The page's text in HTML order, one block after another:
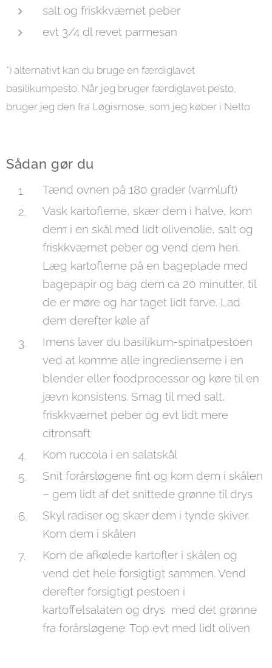
salt og friskkværnet peber
evt 3/4 dl revet parmesan
*) alternativt kan du bruge en færdiglavet
basilikumpesto. Når jeg bruger færdiglavet pesto,
bruger jeg den fra Løgismose, som jeg køber i Netto
Sådan gør du
Tænd ovnen på 180 grader (varmluft)
Vask kartoflerne, skær dem i halve, kom
dem i en skål med lidt olivenolie, salt og
friskkværnet peber og vend dem heri.
Læg kartoflerne på en bageplade med
bagepapir og bag dem ca 20 minutter, til
de er møre og har taget lidt farve. Lad
dem derefter køle af
Imens laver du basilikum-spinatpestoen
ved at komme alle ingredienserne i en
blender eller foodprocessor og køre til en
jævn konsistens. Smag til med salt,
friskkværnet peber og evt lidt mere
citronsaft
Kom ruccola i en salatskål
Snit forårsløgene fint og kom dem i skålen
– gem lidt af det snittede grønne til drys
Skyl radiser og skær dem i tynde skiver.
Kom dem i skålen
Kom de afkølede kartofler i skålen og
vend det hele forsigtigt sammen. Vend
derefter forsigtigt pestoen i
kartoffelsalaten og drys med det grønne
fra forårsløgene. Top evt med lidt oliven